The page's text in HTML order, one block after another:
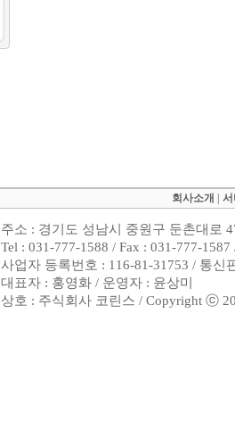
회사소개
주소 : 경기도 성남시 중원구 둔촌대로
Tel : 031-777-1588 / Fax : 031-777-
사업자 등록번호 : 116-81-31753 / 통신
대표자 : 홍영화 / 운영자 : 윤상미
상호 : 주식회사 코린스 / Copyright ⓒ